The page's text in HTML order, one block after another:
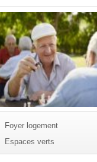
Foyer logement
Espaces verts